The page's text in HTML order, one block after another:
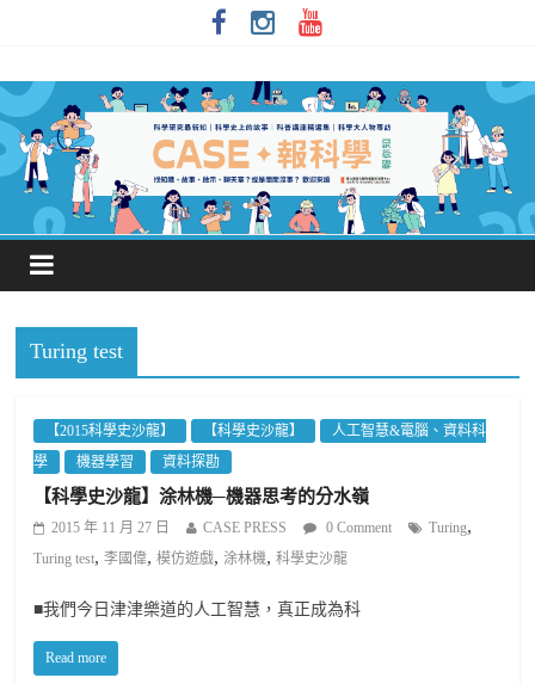
Turing test
【2015科學史沙龍】 【科學史沙龍】
人工智慧&電腦、資料科
學
機器學習 資料探勘
【科學史沙龍】涂林機─機器思考的分水嶺
2015 年 11 月 27 日 CASE PRESS 0 Comment Turing,
Turing test,李國偉,模仿遊戲,涂林機,科學史沙龍
■我們今日津津樂道的人工智慧，真正成為科
Read more